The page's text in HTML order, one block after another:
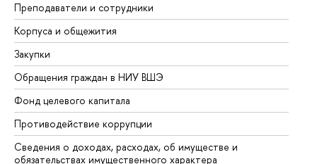
Преподаватели и сотрудники
Корпуса и общежития
Закупки
Обращения граждан в НИУ ВШЭ
Фонд целевого капитала
Противодействие коррупции
Сведения о доходах, расходах, об имуществе и
обязательствах имущественного характера